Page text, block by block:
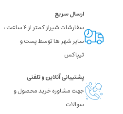
ارسال سریع
سفارشات شیراز کمتر از 4 ساعت ،
سایر شهر ها توسط پست و
تیپاکس
پشتیبانی آنلاین و تلفنی
جهت مشاوره خرید محصول و
سوالات